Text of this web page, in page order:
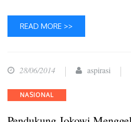
READ MORE >>
28/06/2014 aspirasi
Categories
NASIONAL